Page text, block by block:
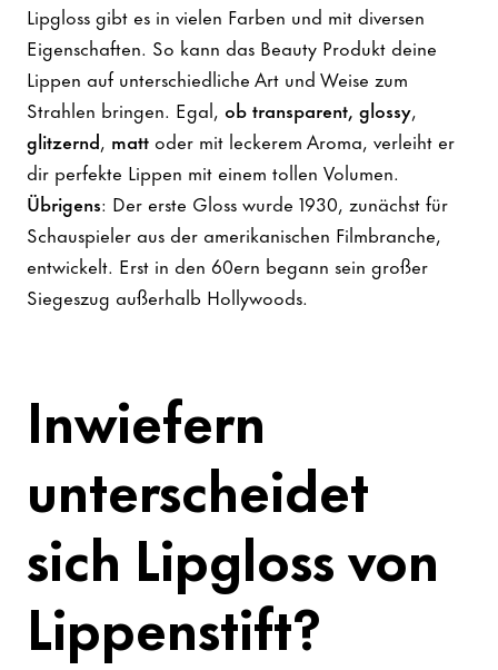
Lipgloss gibt es in vielen Farben und mit diversen
Eigenschaften. So kann das Beauty Produkt deine
Lippen auf unterschiedliche Art und Weise zum
Strahlen bringen. Egal, ob transparent, glossy,
glitzernd, matt oder mit leckerem Aroma, verleiht er
dir perfekte Lippen mit einem tollen Volumen.
Übrigens: Der erste Gloss wurde 1930, zunächst für
Schauspieler aus der amerikanischen Filmbranche,
entwickelt. Erst in den 60ern begann sein großer
Siegeszug außerhalb Hollywoods.
Inwiefern
unterscheidet
sich Lipgloss von
Lippenstift?